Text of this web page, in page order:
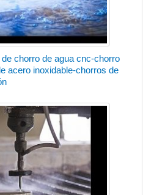
chorro de agua cnc-chorro
acero inoxidable-chorros de